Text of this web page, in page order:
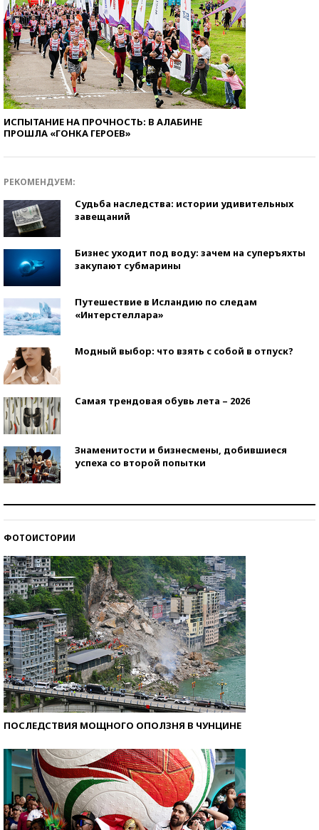
ИСПЫТАНИЕ НА ПРОЧНОСТЬ: В АЛАБИНЕ
ПРОШЛА «ГОНКА ГЕРОЕВ»
РЕКОМЕНДУЕМ:
Судьба наследства: истории удивительных
завещаний
Бизнес уходит под воду: зачем на суперъяхты
закупают субмарины
Путешествие в Исландию по следам
«Интерстеллара»
Модный выбор: что взять с собой в отпуск?
Самая трендовая обувь лета – 2026
Знаменитости и бизнесмены, добившиеся
успеха со второй попытки
ФОТОИСТОРИИ
ПОСЛЕДСТВИЯ МОЩНОГО ОПОЛЗНЯ В ЧУНЦИНЕ